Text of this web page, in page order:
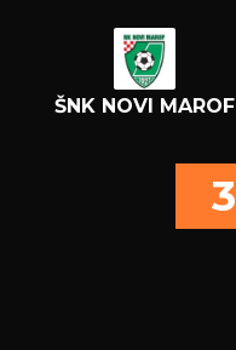
ŠNK NOVI MAROF
3